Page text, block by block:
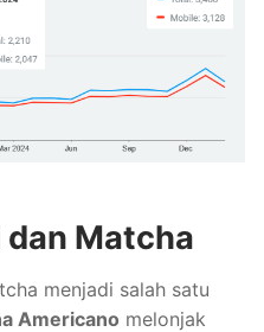
dan Matcha
menjadi salah satu
Americano melonjak